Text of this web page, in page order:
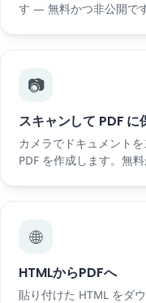
す — 無料かつ非公開です
📷
スキャンして PDF に
カメラでドキュメント
PDF を作成します。無料
🌐
HTMLからPDFへ
貼り付けた HTML をダ